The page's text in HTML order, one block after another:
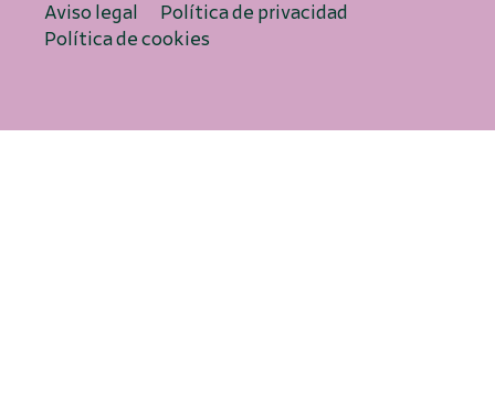
Aviso legal
Política de privacidad
Política de cookies